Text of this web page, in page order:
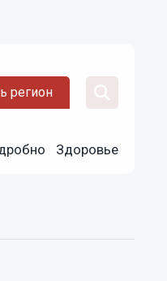
регион
Здоровье